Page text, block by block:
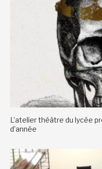
L’atelier théâtre du lycée
d’année